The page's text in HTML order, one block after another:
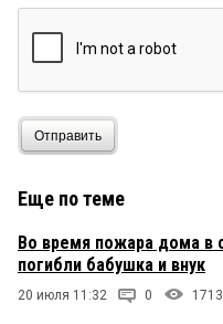
Отправить
Еще по теме
Во время пожара дома в
погибли бабушка и внук
20 июля 11:32 0 1713